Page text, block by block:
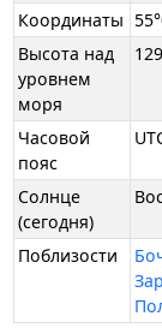
Координаты
Высота над
уровнем
моря
Часовой
пояс
Солнце
(сегодня)
Поблизости